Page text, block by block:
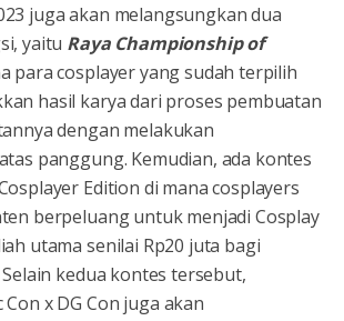
juga akan melangsungkan dua
yaitu Raya Championship of
para cosplayer yang sudah terpilih
hasil karya dari proses pembuatan
dengan melakukan
panggung. Kemudian, ada kontes
Edition di mana cosplayers
berpeluang untuk menjadi Cosplay
utama senilai Rp20 juta bagi
kedua kontes tersebut,
x DG Con juga akan